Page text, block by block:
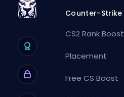
Counter-Strike
CS2 Rank Boost
Placement
Free CS Boost